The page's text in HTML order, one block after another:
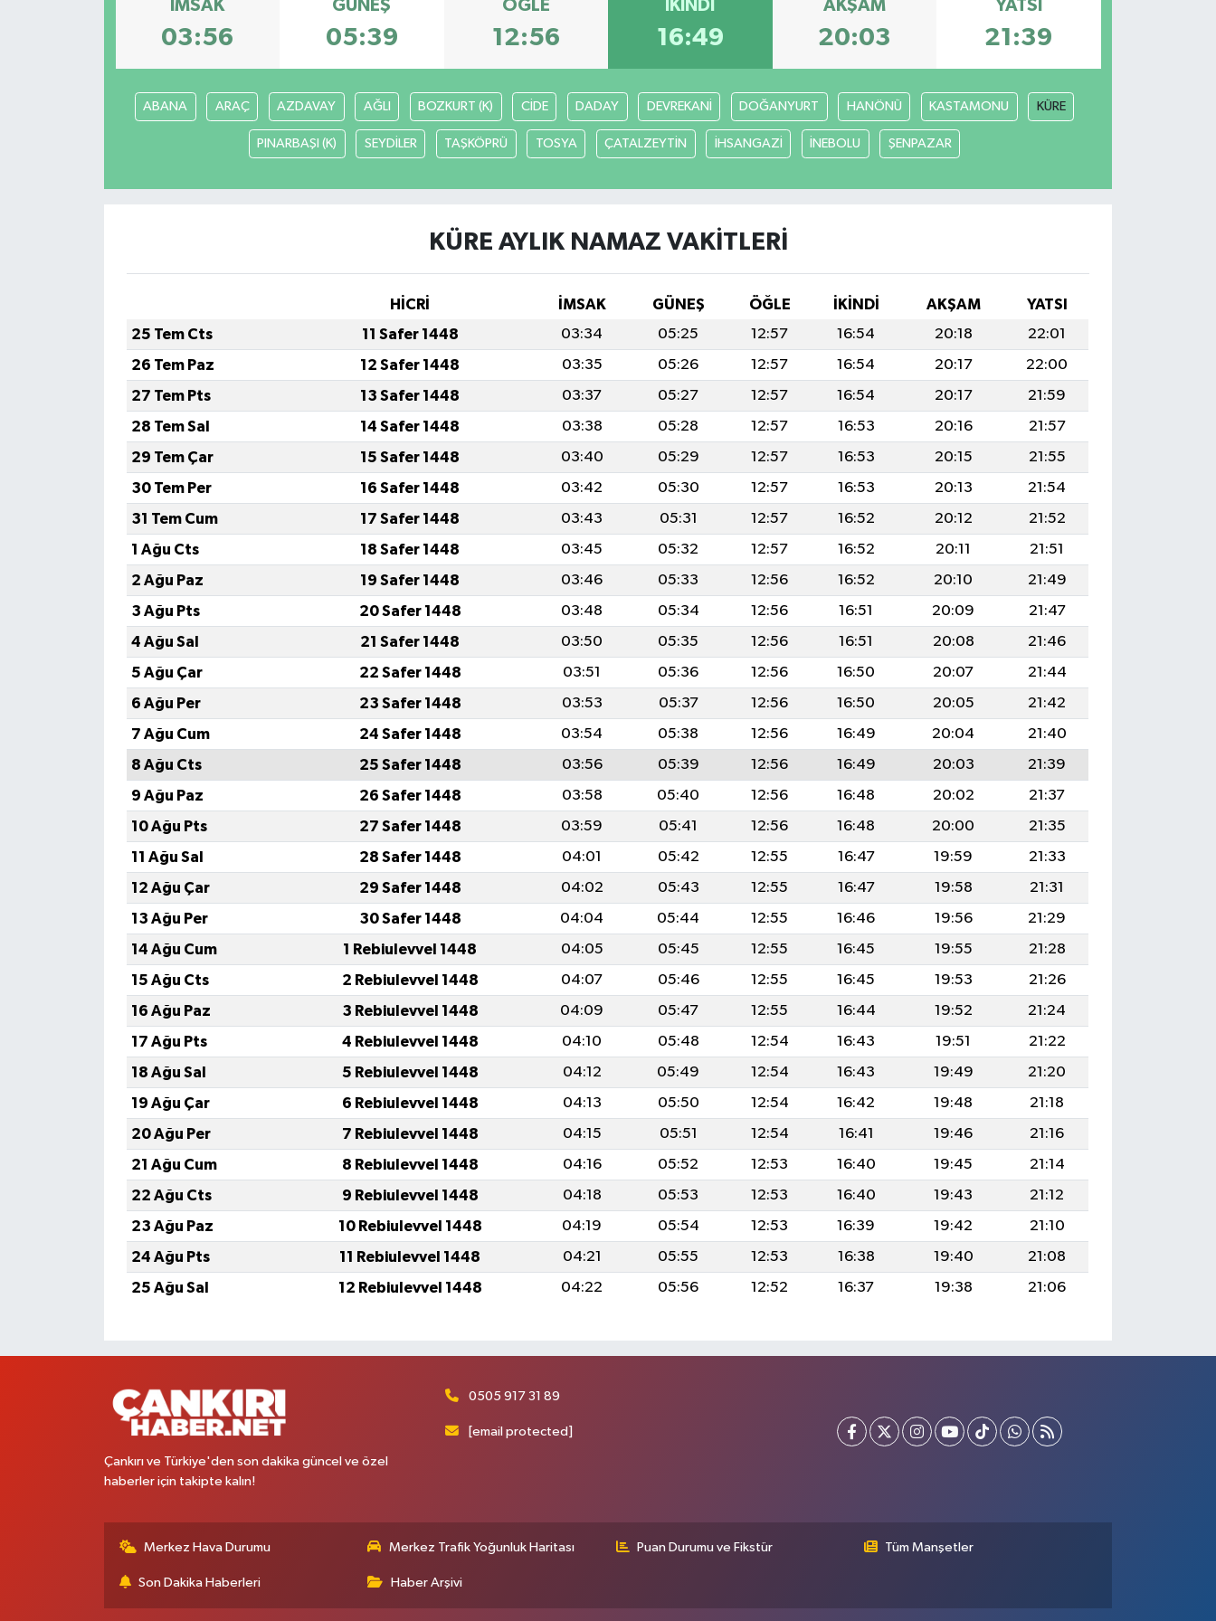
İMSAK
03:56
GÜNEŞ
05:39
ÖĞLE
12:56
İKINDI
16:49
AKŞAM
20:03
YATSI
21:39
ABANA ARAÇ AZDAVAY AĞLI BOZKURT (K) CİDE DADAY DEVREKANİ DOĞANYURT HANÖNÜ KASTAMONU KÜRE
PINARBAŞI (K) SEYDİLER TAŞKÖPRÜ TOSYA ÇATALZEYTİN İHSANGAZİ İNEBOLU ŞENPAZAR
KÜRE AYLIK NAMAZ VAKITLERI
HİCRİ İMSAK GÜNEŞ ÖĞLE İKINDI AKŞAM
YATSI
25 Tem Cts
11 Safer 1448 03:34 05:25 12:57 16:54 20:18
22:01
26 Tem Paz
12 Safer 1448 03:35 05:26 12:57 16:54 20:17
22:00
27 Tem Pts
13 Safer 1448 03:37 05:27 12:57 16:54 20:17
21:59
28 Tem Sal
14 Safer 1448 03:38 05:28 12:57 16:53 20:16
21:57
29 Tem Çar
15 Safer 1448 03:40 05:29 12:57 16:53 20:15
21:55
30 Tem Per
16 Safer 1448 03:42 05:30 12:57 16:53 20:13
21:54
31 Tem Cum
17 Safer 1448 03:43 05:31 12:57 16:52 20:12
21:52
1 Ağu Cts
18 Safer 1448 03:45 05:32 12:57 16:52 20:11
21:51
2 Ağu Paz
19 Safer 1448 03:46 05:33 12:56 16:52 20:10
21:49
3 Ağu Pts
20 Safer 1448 03:48 05:34 12:56 16:51 20:09
21:47
4 Ağu Sal
21 Safer 1448 03:50 05:35 12:56 16:51 20:08
21:46
5 Ağu Çar
22 Safer 1448 03:51 05:36 12:56 16:50 20:07
21:44
6 Ağu Per
23 Safer 1448 03:53 05:37 12:56 16:50 20:05
21:42
7 Ağu Cum
24 Safer 1448 03:54 05:38 12:56 16:49 20:04
21:40
8 Ağu Cts
25 Safer 1448 03:56 05:39 12:56 16:49 20:03
21:39
9 Ağu Paz
26 Safer 1448 03:58 05:40 12:56 16:48 20:02
21:37
10 Ağu Pts
27 Safer 1448 03:59 05:41 12:56 16:48 20:00
21:35
11 Ağu Sal
28 Safer 1448 04:01 05:42 12:55 16:47 19:59
21:33
12 Ağu Çar
29 Safer 1448 04:02 05:43 12:55 16:47 19:58
21:31
13 Ağu Per
30 Safer 1448 04:04 05:44 12:55 16:46 19:56
21:29
14 Ağu Cum
1 Rebiulevvel 1448 04:05 05:45 12:55 16:45 19:55
21:28
15 Ağu Cts
2 Rebiulevvel 1448 04:07 05:46 12:55 16:45 19:53
21:26
16 Ağu Paz
3 Rebiulevvel 1448 04:09 05:47 12:55 16:44 19:52
21:24
17 Ağu Pts
4 Rebiulevvel 1448 04:10 05:48 12:54 16:43 19:51
21:22
18 Ağu Sal
5 Rebiulevvel 1448 04:12 05:49 12:54 16:43 19:49
21:20
19 Ağu Çar
6 Rebiulevvel 1448 04:13 05:50 12:54 16:42 19:48
21:18
20 Ağu Per
7 Rebiulevvel 1448 04:15 05:51 12:54 16:41 19:46
21:16
21 Ağu Cum
8 Rebiulevvel 1448 04:16 05:52 12:53 16:40 19:45
21:14
22 Ağu Cts
9 Rebiulevvel 1448 04:18 05:53 12:53 16:40 19:43
21:12
23 Ağu Paz
10 Rebiulevvel 1448 04:19 05:54 12:53 16:39 19:42
21:10
24 Ağu Pts
11 Rebiulevvel 1448 04:21 05:55 12:53 16:38 19:40
21:08
25 Ağu Sal
12 Rebiulevvel 1448 04:22 05:56 12:52 16:37 19:38 21:06
Çankırı ve Türkiye'den son dakika güncel ve özel
haberler için takipte kalın!
0505 917 31 89
[email protected]
Merkez Hava Durumu Merkez Trafik Yoğunluk Haritası Puan Durumu ve Fikstür Tüm Manşetler
Son Dakika Haberleri Haber Arşivi